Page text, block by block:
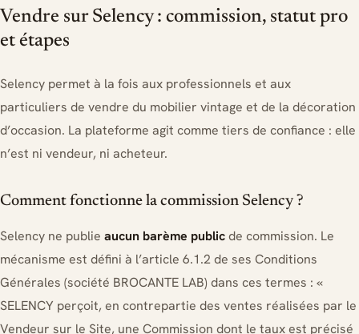
Vendre sur Selency : commission, statut pro
et étapes
Selency permet à la fois aux professionnels et aux
particuliers de vendre du mobilier vintage et de la décoration
d’occasion. La plateforme agit comme tiers de confiance : elle
n’est ni vendeur, ni acheteur.
Comment fonctionne la commission Selency ?
Selency ne publie aucun barème publicde commission. Le
mécanisme est défini à l’article 6.1.2 de ses Conditions
Générales (société BROCANTE LAB) dans ces termes : «
SELENCY perçoit, en contrepartie des ventes réalisées par le
Vendeur sur le Site, une Commission dont le taux est précisé